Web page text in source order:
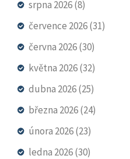
srpna 2026(8)
července 2026(31)
června 2026(30)
května 2026(32)
dubna 2026(25)
března 2026(24)
února 2026(23)
ledna 2026(30)